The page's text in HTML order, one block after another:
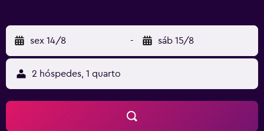
sex 14/8 - sáb 15/8
2 hóspedes, 1 quarto